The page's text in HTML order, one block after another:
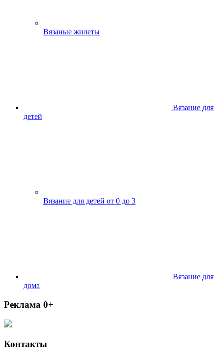
Вязаные жилеты
Вязание для
детей
Вязание для детей от 0 до 3
Вязание для
дома
Реклама 0+
Контакты